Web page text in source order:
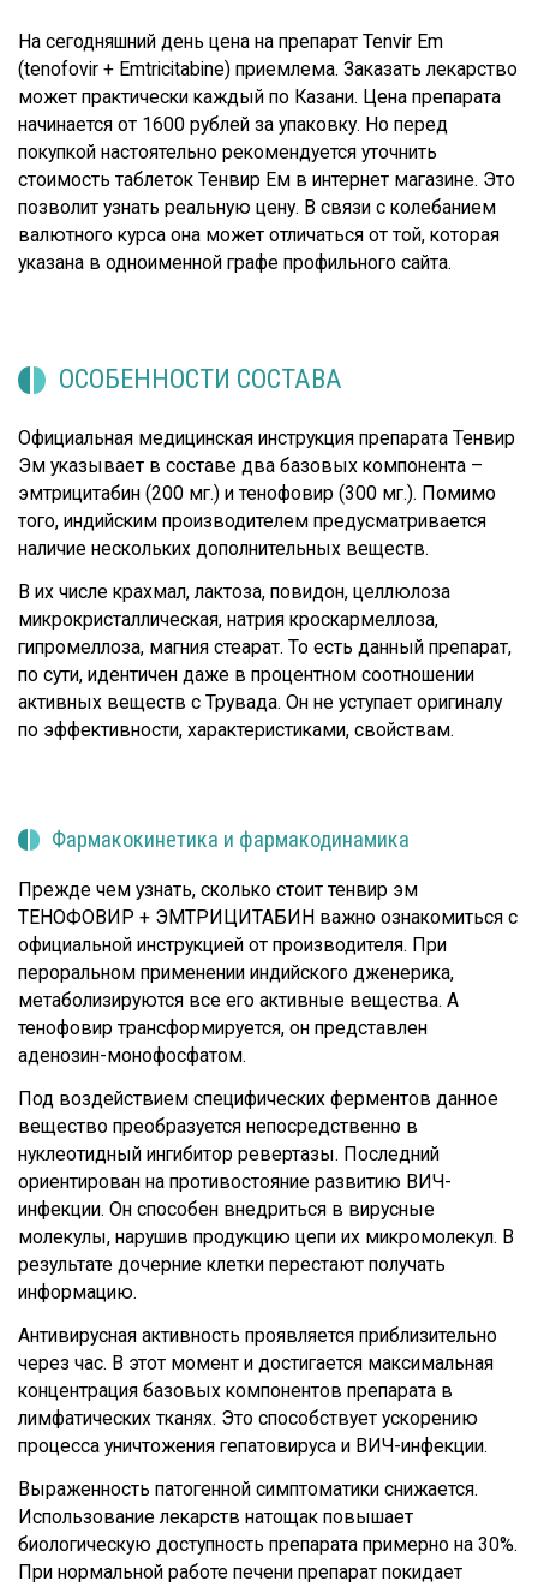
На сегодняшний день цена на препарат Tenvir Em
(tenofovir + Emtricitabine) приемлема. Заказать лекарство
может практически каждый по Казани. Цена препарата
начинается от 1600 рублей за упаковку. Но перед
покупкой настоятельно рекомендуется уточнить
стоимость таблеток Тенвир Ем в интернет магазине. Это
позволит узнать реальную цену. В связи с колебанием
валютного курса она может отличаться от той, которая
указана в одноименной графе профильного сайта.
ОСОБЕННОСТИ СОСТАВА
Официальная медицинская инструкция препарата Тенвир
Эм указывает в составе два базовых компонента –
эмтрицитабин (200 мг.) и тенофовир (300 мг.). Помимо
того, индийским производителем предусматривается
наличие нескольких дополнительных веществ.
В их числе крахмал, лактоза, повидон, целлюлоза
микрокристаллическая, натрия кроскармеллоза,
гипромеллоза, магния стеарат. То есть данный препарат,
по сути, идентичен даже в процентном соотношении
активных веществ с Трувада. Он не уступает оригиналу
по эффективности, характеристиками, свойствам.
Фармакокинетика и фармакодинамика
Прежде чем узнать, сколько стоит тенвир эм
ТЕНОФОВИР + ЭМТРИЦИТАБИН важно ознакомиться с
официальной инструкцией от производителя. При
пероральном применении индийского дженерика,
метаболизируются все его активные вещества. А
тенофовир трансформируется, он представлен
аденозин-монофосфатом.
Под воздействием специфических ферментов данное
вещество преобразуется непосредственно в
нуклеотидный ингибитор ревертазы. Последний
ориентирован на противостояние развитию ВИЧ-
инфекции. Он способен внедриться в вирусные
молекулы, нарушив продукцию цепи их микромолекул. В
результате дочерние клетки перестают получать
информацию.
Антивирусная активность проявляется приблизительно
через час. В этот момент и достигается максимальная
концентрация базовых компонентов препарата в
лимфатических тканях. Это способствует ускорению
процесса уничтожения гепатовируса и ВИЧ-инфекции.
Выраженность патогенной симптоматики снижается.
Использование лекарств натощак повышает
биологическую доступность препарата примерно на 30%.
При нормальной работе печени препарат покидает